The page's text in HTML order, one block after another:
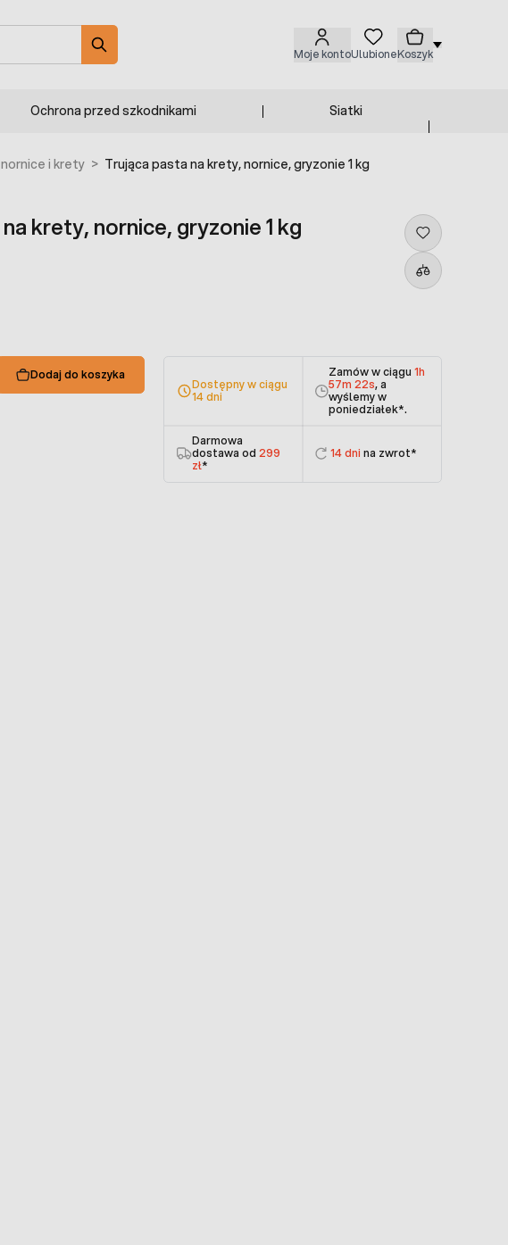
Moje kontoUlubioneKoszyk
Ochrona przed szkodnikami Siatki
i krety > Trująca pasta na krety, nornice, gryzonie 1 kg
krety, nornice, gryzonie 1 kg
Dodaj do koszyka
Dostępny w ciągu
14 dni
Zamów w ciągu 1h
57m 21s, a
wyślemy w
poniedziałek*.
Darmowa
dostawa od 299
zł*
14 dni na zwrot*